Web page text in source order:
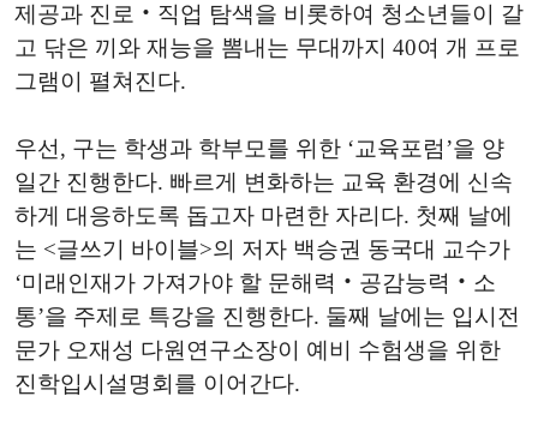
제공과 진로‧직업 탐색을 비롯하여 청소년들이 갈
고 닦은 끼와 재능을 뽐내는 무대까지 40여 개 프로
그램이 펼쳐진다.
우선, 구는 학생과 학부모를 위한 ‘교육포럼’을 양
일간 진행한다. 빠르게 변화하는 교육 환경에 신속
하게 대응하도록 돕고자 마련한 자리다. 첫째 날에
는 <글쓰기 바이블>의 저자 백승권 동국대 교수가
‘미래인재가 가져가야 할 문해력‧공감능력‧소
통’을 주제로 특강을 진행한다. 둘째 날에는 입시전
문가 오재성 다원연구소장이 예비 수험생을 위한
진학입시설명회를 이어간다.